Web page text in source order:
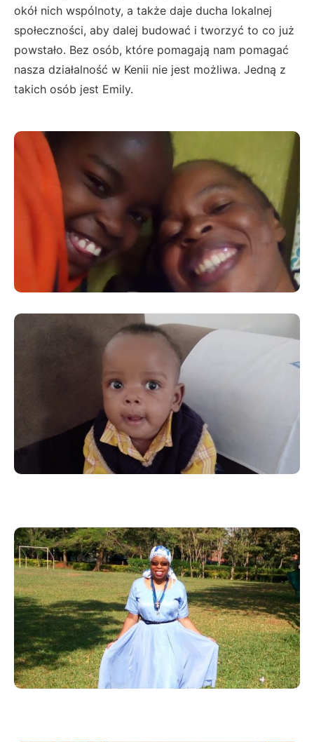
okół nich wspólnoty, a także daje ducha lokalnej
społeczności, aby dalej budować i tworzyć to co już
powstało. Bez osób, które pomagają nam pomagać
nasza działalność w Kenii nie jest możliwa. Jedną z
takich osób jest Emily.